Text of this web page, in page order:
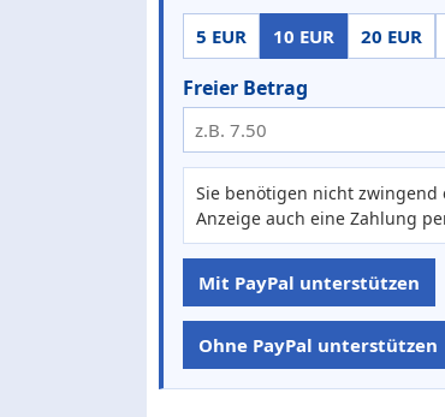
5 EUR 10 EUR 20 EUR
Freier Betrag
Sie benötigen nicht zwingend
Anzeige auch eine Zahlung
Mit PayPal unterstützen
Ohne PayPal unterstützen